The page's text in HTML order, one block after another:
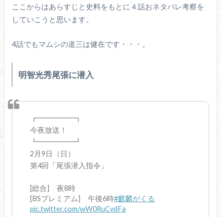
ここからはあらすじと史料をもとに４話おネタバレ考察を
していこうと思います。
4話でもマムシの道三は健在です・・・。
明智光秀尾張に潜入
┏━━━━━┓
今夜放送！
┗━━━━━┛
2月9日（日）
第4回「尾張潜入指令」
[総合] 夜8時
[BSプレミアム] 午後6時#麒麟がくる
pic.twitter.com/wW0RuCvdFa